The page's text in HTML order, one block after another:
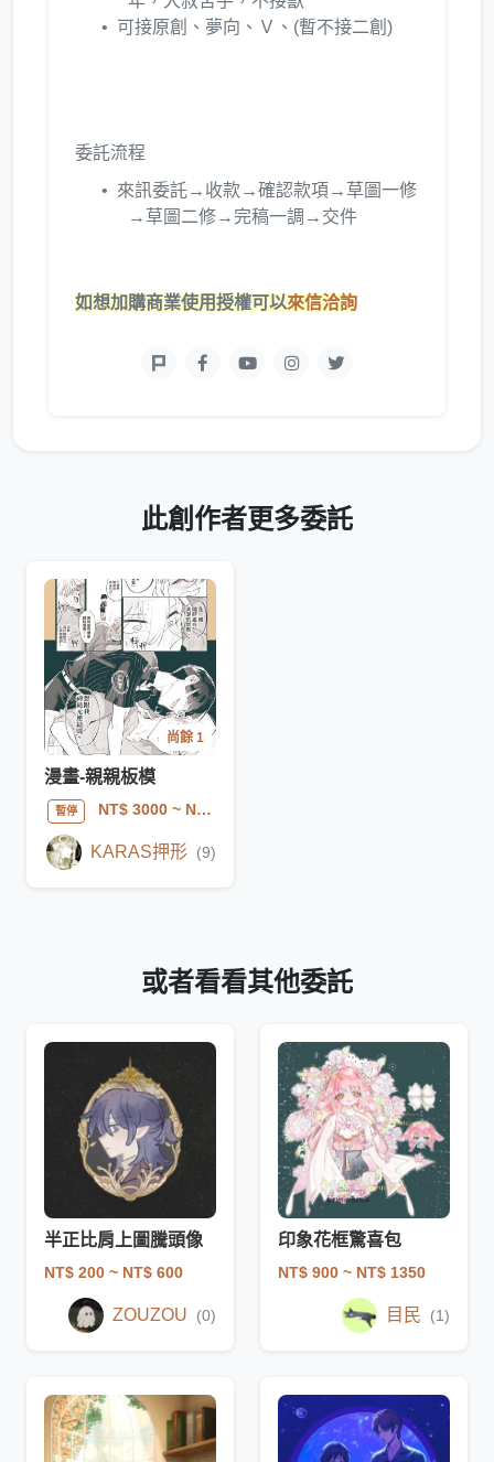
可接原創、夢向、Ｖ、(暫不接二創)
委託流程
來訊委託→收款→確認款項→草圖一修
→草圖二修→完稿一調→交件
如想加購商業使用授權可以來信洽詢
此創作者更多委託
尚餘 1
漫畫-親親板模
暫停 NT$ 3000~ NT$ 5500
KARAS押形 (9)
或者看看其他委託
半正比肩上圖騰頭像
NT$ 200 ~ NT$ 600
ZOUZOU (0)
印象花框驚喜包
NT$ 900 ~ NT$ 1350
目民 (1)